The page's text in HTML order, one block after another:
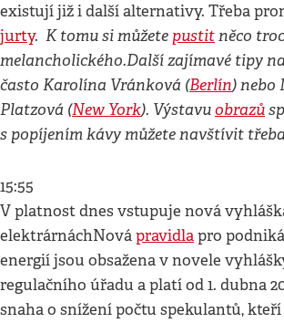
existují již i další alternativy. Třeba
jurty. K tomu si můžete pustitněco
melancholického.Další zajímavé tipy
často Karolína Vránková (Berlín) nebo
Platzová (New York). Výstavuobrazů
s popíjením kávy můžete navštívit
15:55
V platnost dnes vstupuje nová
elektrárnáchNovápravidlapro
energií jsou obsažena v novele
regulačního úřadu a platí od 1. dubna
snaha o snížení počtu spekulantů,